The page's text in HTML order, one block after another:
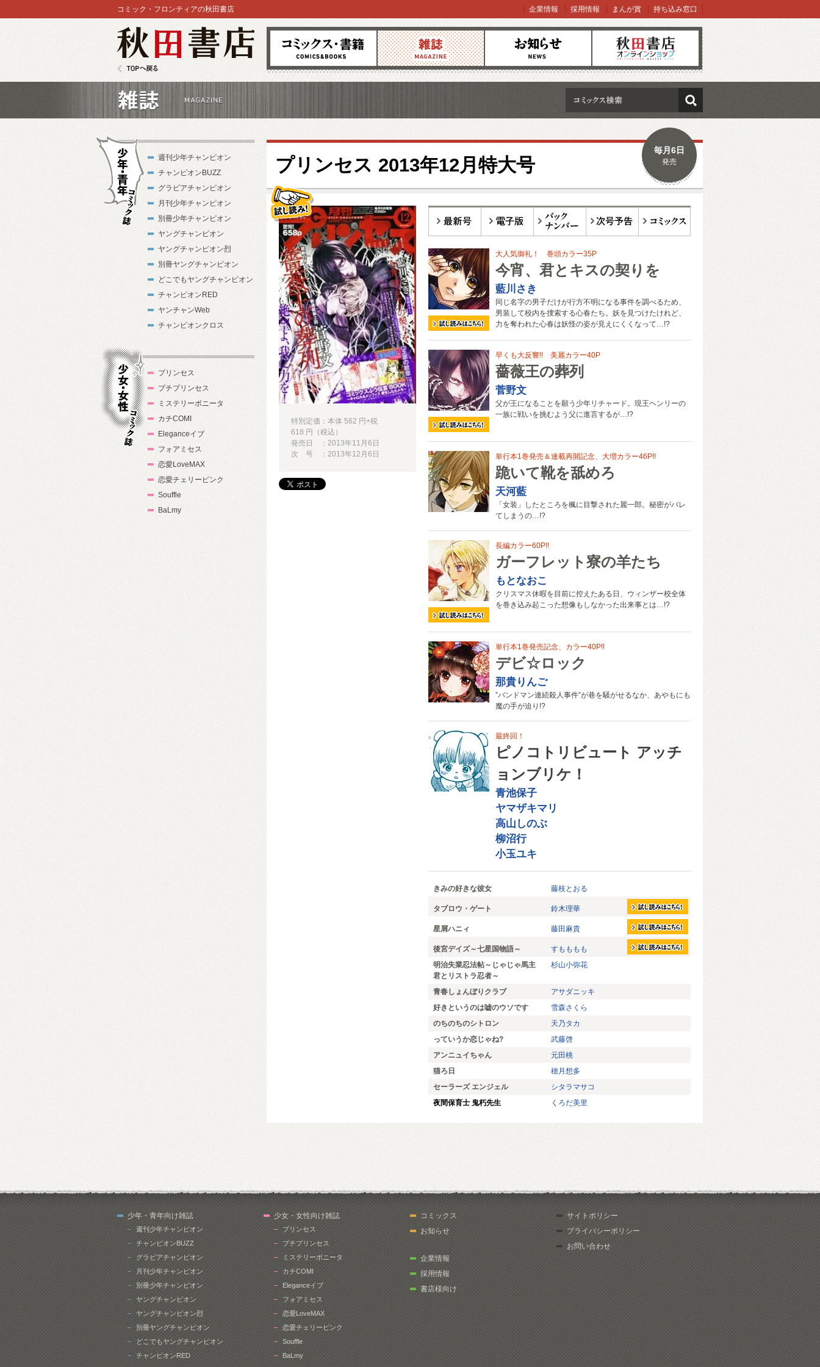
コミックス 雑誌 お知らせ オンラインショップ
コミック・フロンティアの秋田書店 企業情報 採用情報 まんが賞 持ち込み窓口
検索
プリンセス 2013年12月特大号
毎月6日
発売
大人気御礼！ 巻頭カラー35P
今宵、君とキスの契りを
藍川さき
同じ名字の男子だけが行方不明になる事件を調べるため、
男装して校内を捜索する心春たち。妖を見つけたけれど、
力を奪われた心春は妖怪の姿が見えにくくなって…!?
早くも大反響!! 美麗カラー40P
薔薇王の葬列
菅野文
父が王になることを願う少年リチャード。現王ヘンリーの
一族に戦いを挑むよう父に進言するが…!?
単行本1巻発売＆連載再開記念、大増カラー46P!!
跪いて靴を舐めろ
天河藍
「女装」したところを楓に目撃された麗一郎。秘密がバレ
てしまうの…!?
長編カラー60P!!
ガーフレット寮の羊たち
もとなおこ
クリスマス休暇を目前に控えたある日、ウィンザー校全体
を巻き込み起こった想像もしなかった出来事とは…!?
単行本1巻発売記念、カラー40P!!
デビ☆ロック
那貴りんご
”バンドマン連続殺人事件”が巷を騒がせるなか、あやもにも
魔の手が迫り!?
最終回！
ピノコトリビュート アッチ
ョンブリケ！
青池保子
ヤマザキマリ
高山しのぶ
柳沼行
小玉ユキ
きみの好きな彼女 藤枝とおる
タブロウ・ゲート 鈴木理華
星屑ハニィ 藤田麻貴
後宮デイズ～七星国物語～
すもももも
明治失業忍法帖～じゃじゃ馬主
君とリストラ忍者～
杉山小弥花
青春しょんぼりクラブ
アサダニッキ
好きというのは嘘のウソです
雪森さくら
のちのちのシトロン
天乃タカ
っていうか恋じゃね?
武藤啓
アンニュイちゃん
元田桃
猫ろ日
穂月想多
セーラーズ エンジェル
シタラマサコ
夜間保育士 鬼朽先生
くろだ美里
試し読み!
特別定価：本体 562 円+税
618 円（税込）
発売日 ：2013年11月6日
次 号 ：2013年12月6日
週刊少年チャンピオン
チャンピオンBUZZ
グラビアチャンピオン
月刊少年チャンピオン
別冊少年チャンピオン
ヤングチャンピオン
ヤングチャンピオン烈
別冊ヤングチャンピオン
どこでもヤングチャンピオン
チャンピオンRED
ヤンチャンWeb
チャンピオンクロス
プリンセス
プチプリンセス
ミステリーボニータ
カチCOMI
Eleganceイブ
フォアミセス
恋愛LoveMAX
恋愛チェリーピンク
Souffle
BaLmy
少年・青年向け雑誌
週刊少年チャンピオン
チャンピオンBUZZ
グラビアチャンピオン
月刊少年チャンピオン
別冊少年チャンピオン
ヤングチャンピオン
ヤングチャンピオン烈
別冊ヤングチャンピオン
どこでもヤングチャンピオン
チャンピオンRED
少女・女性向け雑誌
プリンセス
プチプリンセス
ミステリーボニータ
カチCOMI
Eleganceイブ
フォアミセス
恋愛LoveMAX
恋愛チェリーピンク
Souffle
BaLmy
コミックス
お知らせ
企業情報
採用情報
書店様向け
サイトポリシー
プライバシーポリシー
お問い合わせ